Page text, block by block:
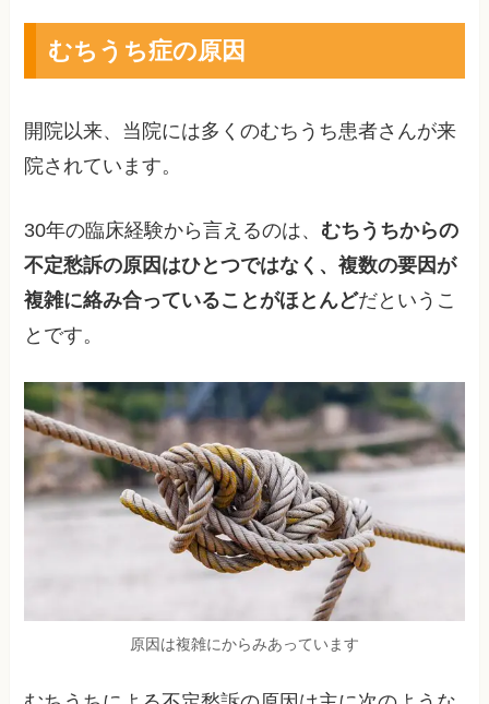
むちうち症の原因
開院以来、当院には多くのむちうち患者さんが来
院されています。
30年の臨床経験から言えるのは、 むちうちからの
不定愁訴の原因はひとつではなく、複数の要因が
複雑に絡み合っていることがほとんどだというこ
とです。
原因は複雑にからみあっています